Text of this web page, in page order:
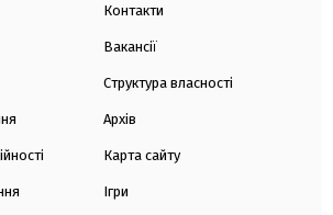
Контакти
Вакансії
Структура власності
Архів
Карта сайту
Ігри